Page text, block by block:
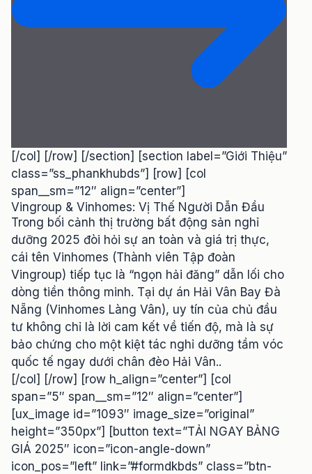
[/col] [/row] [/section] [section label=”Giới Thiệu”
class=”ss_phankhubds”] [row] [col
span__sm=”12″ align=”center”]
Vingroup & Vinhomes: Vị Thế Người Dẫn Đầu
Trong bối cảnh thị trường bất động sản nghỉ
dưỡng 2025 đòi hỏi sự an toàn và giá trị thực,
cái tên Vinhomes (Thành viên Tập đoàn
Vingroup) tiếp tục là “ngọn hải đăng” dẫn lối cho
dòng tiền thông minh. Tại dự án Hải Vân Bay Đà
Nẵng (Vinhomes Làng Vân), uy tín của chủ đầu
tư không chỉ là lời cam kết về tiến độ, mà là sự
bảo chứng cho một kiệt tác nghỉ dưỡng tầm vóc
quốc tế ngay dưới chân đèo Hải Vân..
[/col] [/row] [row h_align=”center”] [col
span=”5″ span__sm=”12″ align=”center”]
[ux_image id=”1093″ image_size=”original”
height=”350px”] [button text=”TẢI NGAY BẢNG
GIÁ 2025″ icon=”icon-angle-down”
icon_pos=”left” link=”#formdkbds” class=”btn-